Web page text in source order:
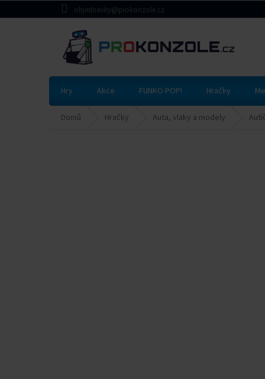
na
objednavky@prokonzole.cz
Hry Akce FUNKO POP! Hračky
Domů Hračky Auta, vlaky a modely